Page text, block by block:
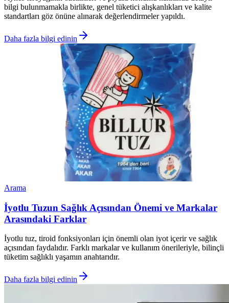
bilgi bulunmamakla birlikte, genel tüketici alışkanlıkları ve kalite
standartları göz önüne alınarak değerlendirmeler yapıldı.
Daha fazla bilgi edinin
Arama
İyotlu Tuzun Sağlık Açısından Önemi ve Markalar
Arasındaki Farklar
İyotlu tuz, tiroid fonksiyonları için önemli olan iyot içerir ve sağlık
açısından faydalıdır. Farklı markalar ve kullanım önerileriyle, bilinçli
tüketim sağlıklı yaşamın anahtarıdır.
Daha fazla bilgi edinin